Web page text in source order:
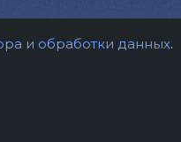
и обработки данных.